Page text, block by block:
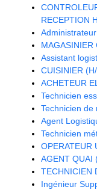
RECEPTION
MAGASINIER
Assistant
CUISINIER
ACHETEUR
Technicien
Technicien de
Agent
Technicien
OPERATEUR
AGENT QUAI
TECHNICIEN
Ingénieur